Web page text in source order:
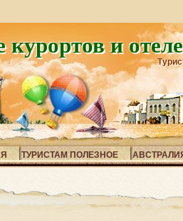
и
ТУРИСТАМ ПОЛЕЗНОЕ